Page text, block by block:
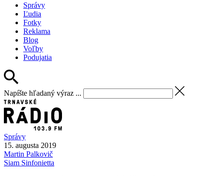
Správy
Ľudia
Fotky
Reklama
Blog
Voľby
Podujatia
Napíšte hľadaný výraz ...
Správy
15. augusta 2019
Martin Palkovič
Siam Sinfonietta